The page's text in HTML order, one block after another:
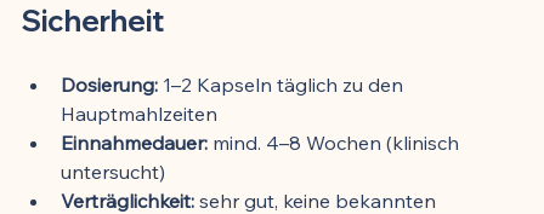
Sicherheit
Dosierung: 1–2 Kapseln täglich zu den
Hauptmahlzeiten
Einnahmedauer: mind. 4–8 Wochen (klinisch
untersucht)
Verträglichkeit: sehr gut, keine bekannten